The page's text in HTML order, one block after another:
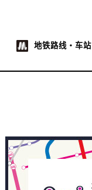
地铁路线・车站